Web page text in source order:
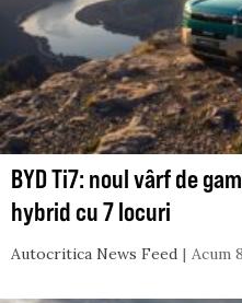
BYD Ti7: noul vârf de
hybrid cu 7 locuri
Autocritica News Feed Acum